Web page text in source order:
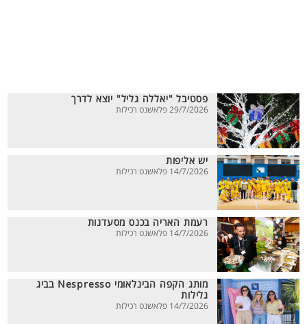
פסטיבל "יאללה גליל" יוצא לדרך
29/7/2026 פלאשנט רכילות
יש אליפות
14/7/2026 פלאשנט רכילות
רעמת האריה בכנס מסעדנות
14/7/2026 פלאשנט רכילות
מותג הקפה הבינלאומי Nespresso בביג
גלילות
14/7/2026 פלאשנט רכילות